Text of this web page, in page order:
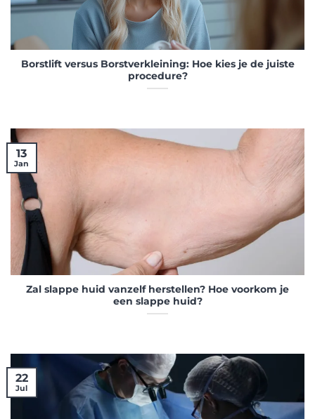
Borstlift versus Borstverkleining: Hoe kies je de juiste
procedure?
Zal slappe huid vanzelf herstellen? Hoe voorkom je
een slappe huid?
13
Jan
22
Jul